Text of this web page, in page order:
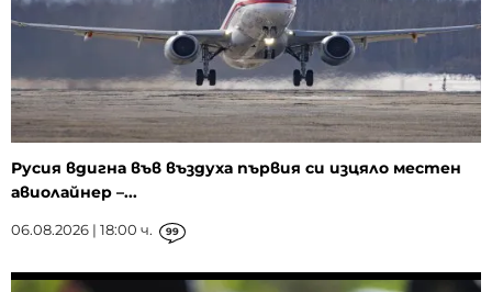
Русия вдигна във въздуха първия си изцяло местен
авиолайнер –...
06.08.2026 | 18:00 ч. 99